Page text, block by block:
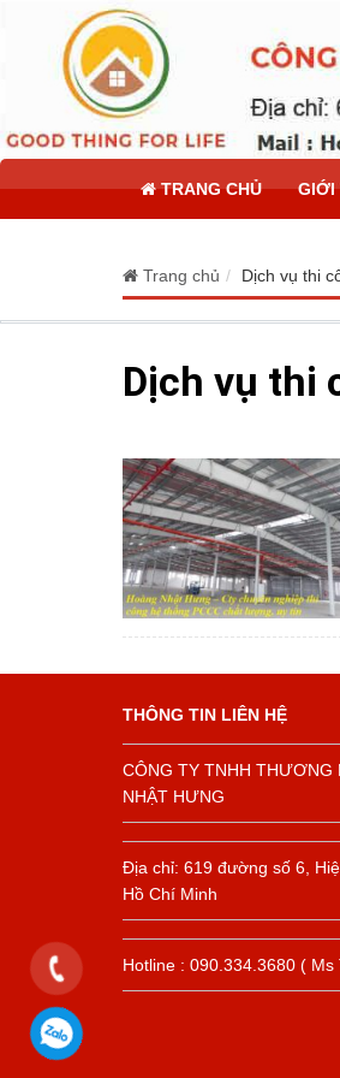
TRANG CHỦ GIỚI
Trang chủ Dịch vụ thi
Dịch vụ thi
THÔNG TIN LIÊN HỆ
CÔNG TY TNHH THƯƠNG
NHẬT HƯNG
Địa chỉ: 619 đường số 6,
Hồ Chí Minh
Hotline : 090.334.3680 ( Ms